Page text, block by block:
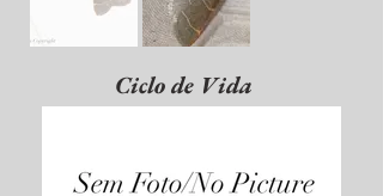
Ciclo de Vida